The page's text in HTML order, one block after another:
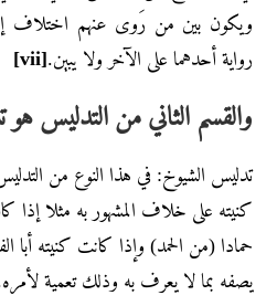
ويكون بين من رَوى عنهم اختلاف إما
رواية أحدهما على الآخر ولا يبين.[vii]
والقسم الثاني من التدليس
تدليس الشيوخ: في هذا النوع من
كنيته على خلاف المشهور به مثلا إذا
حمادا (من الحمد) وإذا كانت كنيته أبا
يصفه بما لا يعرف به وذلك تعمية